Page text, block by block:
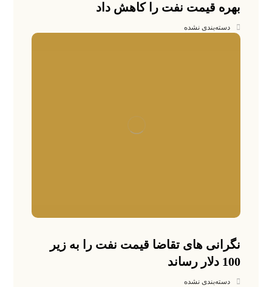
بهره قیمت نفت را کاهش داد
دسته‌بندی نشده
نگرانی های تقاضا قیمت نفت را به زیر
100 دلار رساند
دسته‌بندی نشده